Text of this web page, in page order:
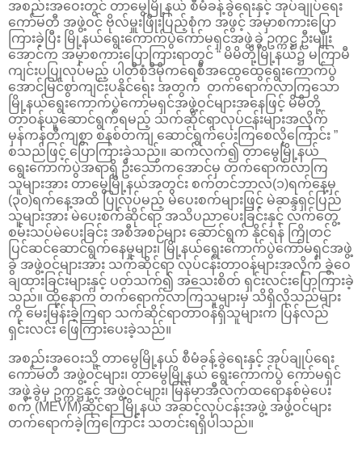
အစည်းအဝေးတွင် တာမွေမြို့နယ် စီမံခန့်ခွဲရေးနှင့် အုပ်ချုပ်ရေး
ကော်မတီ အဖွဲ့ဝင် ဗိုလ်မှူးဖြိုးပြည့်စုံက အဖွင့် အမှာစကားပြော
ကြားခဲ့ပြီး မြို့နယ်ရွေးကောက်ပွဲကော်မရှင်အဖွဲ့ခွဲ ဥက္ကဋ္ဌ ဦးမျိုး
အောင်က အမှာစကားပြောကြားရာတွင် “ မိမိတို့မြို့နယ်၌ မကြာမီ
ကျင်းပပြုလုပ်မည့် ပါတီစုံဒီမိုကရေစီအထွေထွေရွေးကောက်ပွဲ
အောင်မြင်စွာကျင်းပနိုင်ရေး အတွက် တက်ရောက်လာကြသော
မြို့နယ်ရွေးကောက်ပွဲကော်မရှင်အဖွဲ့ဝင်များအနေဖြင့် မိမိတို့
တာဝန်ယူဆောင်ရွက်ရမည့် သက်ဆိုင်ရာလုပ်ငန်းများအလိုက်
မှန်ကန်တိကျစွာ စနစ်တကျ ဆောင်ရွက်ပေးကြစေလိုကြောင်း ”
စသည်ဖြင့် ပြောကြားခဲ့သည်။ ဆက်လက်၍ တာမွေမြို့နယ်
ရွေးကောက်ပွဲအရာရှိ ဦး‌သော်ကအောင်မှ တက်ရောက်လာကြ
သူများအား တာမွေမြို့နယ်အတွင်း စက်တင်ဘာလ(၁)ရက်နေ့မှ
(၃၀)ရက်နေ့အထိ ပြုလုပ်မည့် မဲပေးစက်များဖြင့် မဲဆန္ဒရှင်ပြည်
သူများအား မဲပေးစက်ဆိုင်ရာ အသိပညာပေးခြင်းနှင့် လက်တွေ့
စမ်းသပ်မဲပေးခြင်း အစီအစဉ်များ ဆောင်ရွက် နိုင်ရန် ကြိုတင်
ပြင်ဆင်ဆောင်ရွက်နေမှုများ၊ မြို့နယ်ရွေးကောက်ပွဲကော်မရှင်အဖွဲ့
ခွဲ အဖွဲ့ဝင်များအား သက်ဆိုင်ရာ လုပ်ငန်းတာဝန်များအလိုက် ခွဲဝေ
ချထားခြင်းများနှင့် ပတ်သက်၍ အသေးစိတ် ရှင်းလင်းပြောကြားခဲ့
သည်။ ထို့နောက် တက်ရောက်လာကြသူများမှ သိရှိလိုသည်များ
ကို မေးမြန်းခဲ့ကြရာ သက်ဆိုင်ရာတာဝန်ရှိသူများက ပြန်လည်
ရှင်းလင်း ဖြေကြားပေးခဲ့သည်။
အစည်းအဝေးသို့ တာမွေမြို့နယ် စီမံခန့်ခွဲရေးနှင့် အုပ်ချုပ်ရေး
ကော်မတီ အဖွဲ့ဝင်များ၊ တာမွေမြို့နယ် ရွေးကောက်ပွဲ ကော်မရှင်
အဖွဲ့ခွဲမှ ဥက္ကဋ္ဌနှင့် အဖွဲ့ဝင်များ၊ မြန်မာအီလက်ထရောနစ်မဲပေး
စက် (MEVM)ဆိုင်ရာ မြို့နယ် အဆင့်လုပ်ငန်းအဖွဲ့ အဖွဲ့ဝင်များ
တက်ရောက်ခဲ့ကြကြောင်း သတင်းရရှိပါသည်။